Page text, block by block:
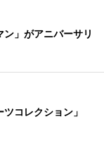
」がアニバーサリ
ツコレクション」